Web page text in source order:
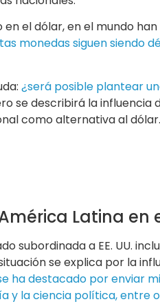
el dólar, en el mundo
monedas siguen siendo
¿será posible plantear
describirá la influencia
como alternativa al
América Latina
subordinada a EE. UU.
se explica por la
se ha destacado por enviar
y la ciencia política, entre